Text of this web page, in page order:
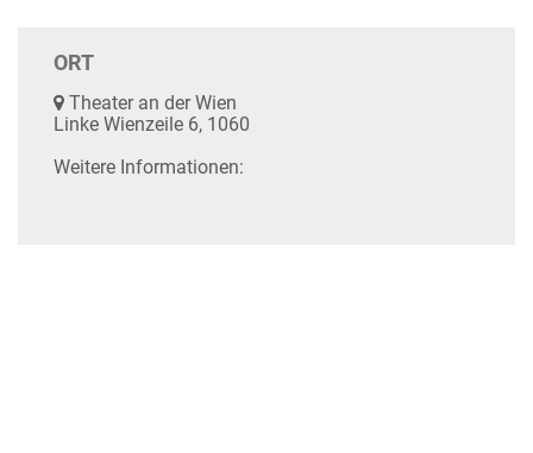
ORT
Theater an der Wien
Linke Wienzeile 6, 1060
Weitere Informationen: